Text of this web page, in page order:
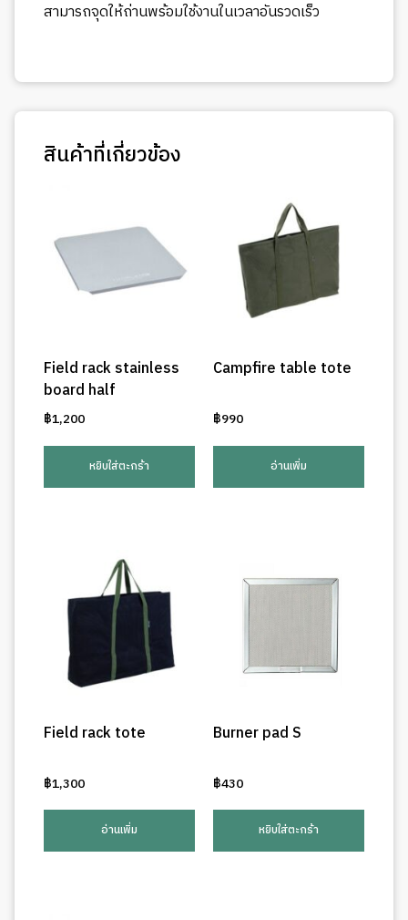
สามารถจุดให้ถ่านพร้อมใช้งานในเวลาอันรวดเร็ว
สินค้าที่เกี่ยวข้อง
Field rack stainless
board half
฿1,200
หยิบใส่ตะกร้า
Campfire table tote
฿990
อ่านเพิ่ม
Field rack tote
฿1,300
อ่านเพิ่ม
Burner pad S
฿430
หยิบใส่ตะกร้า